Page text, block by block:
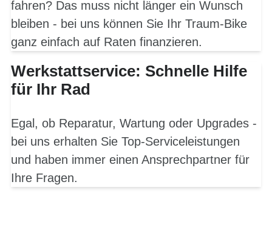
fahren? Das muss nicht länger ein Wunsch
bleiben - bei uns können Sie Ihr Traum-Bike
ganz einfach auf Raten finanzieren.
Werkstattservice: Schnelle Hilfe
für Ihr Rad
Egal, ob Reparatur, Wartung oder Upgrades -
bei uns erhalten Sie Top-Serviceleistungen
und haben immer einen Ansprechpartner für
Ihre Fragen.